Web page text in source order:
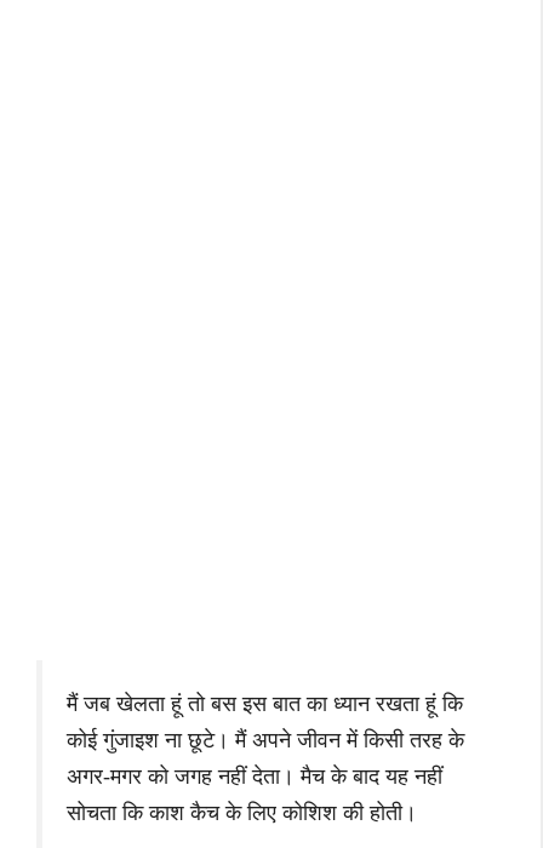
मैं जब खेलता हूं तो बस इस बात का ध्यान रखता हूं कि
कोई गुंजाइश ना छूटे। मैं अपने जीवन में किसी तरह के
अगर-मगर को जगह नहीं देता। मैच के बाद यह नहीं
सोचता कि काश कैच के लिए कोशिश की होती।